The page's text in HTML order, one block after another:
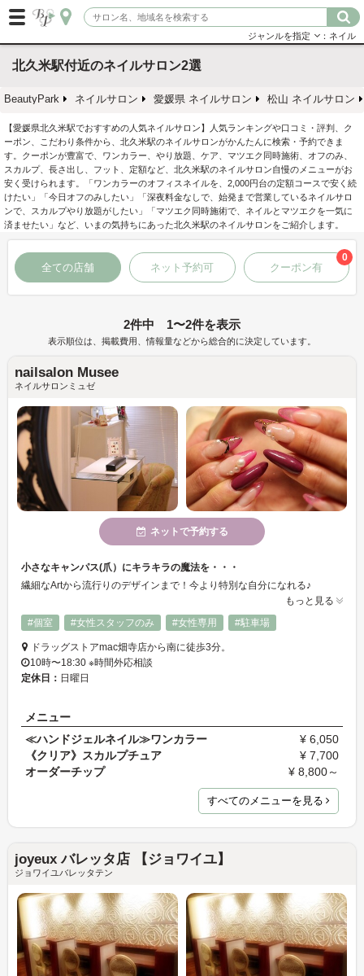
ジャンルを指定 ：ネイル
北久米駅付近のネイルサロン2選
BeautyPark ネイルサロン 愛媛県 ネイルサロン 松山 ネイルサロン
【愛媛県北久米駅でおすすめの人気ネイルサロン】人気ランキングや口コミ・評判、ク
ーポン、こだわり条件から、北久米駅のネイルサロンがかんたんに検索・予約できま
す。クーポンが豊富で、ワンカラー、やり放題、ケア、マツエク同時施術、オフのみ、
スカルプ、長さ出し、フット、定額など、北久米駅のネイルサロン自慢のメニューがお
安く受けられます。「ワンカラーのオフィスネイルを、2,000円台の定額コースで安く続
けたい」「今日オフのみしたい」「深夜料金なしで、始発まで営業しているネイルサロ
ンで、スカルプやり放題がしたい」「マツエク同時施術で、ネイルとマツエクを一気に
済ませたい」など、いまの気持ちにあった北久米駅のネイルサロンをご紹介します。
全ての店舗 ネット予約可 クーポン有
0
2件中 1〜2件を表示
表示順位は、掲載費用、情報量などから総合的に決定しています。
nailsalon Musee
ネイルサロンミュゼ
ネットで予約する
小さなキャンパス(爪）にキラキラの魔法を・・・
繊細なArtから流行りのデザインまで！今より特別な自分になれる♪
もっと見る
#個室
#女性スタッフのみ #女性専用 #駐車場
ドラッグストアmac畑寺店から南に徒歩3分。
10時〜18:30 ※時間外応相談
定休日： 日曜日
メニュー
≪ハンドジェルネイル≫ワンカラー
¥ 6,050
《クリア》スカルプチュア
¥ 7,700
オーダーチップ
¥ 8,800～
すべてのメニューを見る
joyeux バレッタ店 【ジョワイユ】
ジョワイユバレッタテン